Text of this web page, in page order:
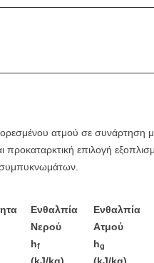
ατμού σε συνάρτηση
προκαταρκτική επιλογή
συμπυκνωμάτων.
Ενθαλπία
Νερού
hf
(kJ/kg)
Ενθαλπία
Ατμού
hg
(kJ/kg)